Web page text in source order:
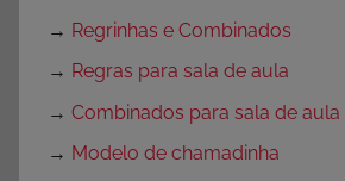
→ Regrinhas e Combinados
→ Regras para sala de aula
→ Combinados para sala de aula
→ Modelo de chamadinha